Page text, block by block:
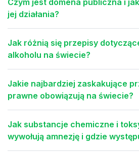
Czym jest domena publiczna i
jej działania?
Jak różnią się przepisy
alkoholu na świecie?
Jakie najbardziej zaskakujące
prawne obowiązują na świecie?
Jak substancje chemiczne i
wywołują amnezję i gdzie